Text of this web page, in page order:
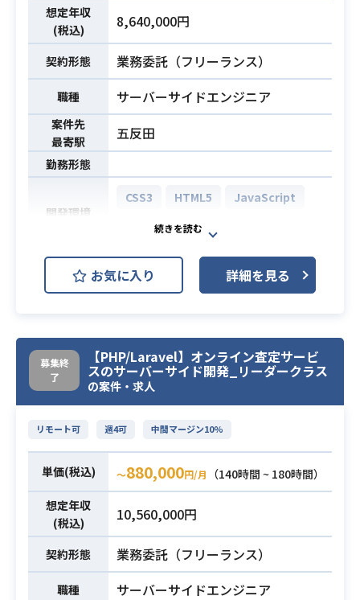
必須スキル
・CMS（WordPress）の開発/運用/
保守経験
・PHPを利用したアプリケーション
開発経験
・AWSなどのクラウドサービスの基
礎知識
想定年収
(税込)
8,640,000円
契約形態 業務委託（フリーランス）
職種 サーバーサイドエンジニア
案件先
最寄駅
五反田
勤務形態
開発環境
CSS3 HTML5
JavaScript
不動産サイト開発PJにサーバーサイ
ドエンジニアとして携わっていただ
・PHP/Laravelを使用して、サーバ
ーサイド開発
・Azureのインフラ開発
必須スキル
・PHP（Laravel）を用いたシステム
・Webシステム開発における設計の
実務経験
L、SQLServer）を用いたシステム
開発の実務経験
・クラウドインフラの設計/構築の実
務経験
お気に入り 詳細を見る
募集終
了
【PHP/Laravel】オンライン査定サービ
スのサーバーサイド開発_リーダークラス
の案件・求人
リモート可 週4可 中間マージン10%
単価(税込) 〜880,000円/月
（140時間 ~ 180時間）
想定年収
(税込)
10,560,000円
契約形態 業務委託（フリーランス）
職種 サーバーサイドエンジニア